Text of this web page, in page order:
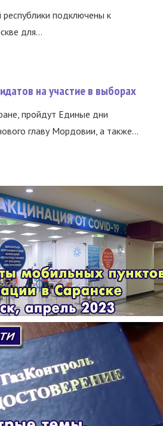
подключены к
для...
на участие в выборах
пройдут Единые дни
главу Мордовии, а также...